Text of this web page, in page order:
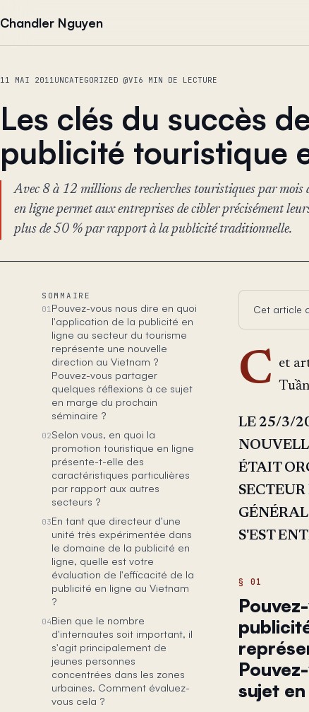
Chandler Nguyen
11 MAI 2011UNCATEGORIZED @VI6 MIN DE LECTURE
Les clés du succès
publicité touristique
Avec 8 à 12 millions de recherches touristiques par
en ligne permet aux entreprises de cibler précisément
plus de 50 % par rapport à la publicité traditionnelle.
SOMMAIRE
01Pouvez-vous nous dire en quoi
l'application de la publicité en
ligne au secteur du tourisme
représente une nouvelle
direction au Vietnam ?
Pouvez-vous partager
quelques réflexions à ce sujet
en marge du prochain
séminaire ?
02Selon vous, en quoi la
promotion touristique en ligne
présente-t-elle des
caractéristiques particulières
par rapport aux autres
secteurs ?
03En tant que directeur d'une
unité très expérimentée dans
le domaine de la publicité en
ligne, quelle est votre
évaluation de l'efficacité de la
publicité en ligne au Vietnam
?
04Bien que le nombre
d'internautes soit important, il
s'agit principalement de
jeunes personnes
concentrées dans les zones
urbaines. Comment évaluez-
vous cela ?
Cet article
C et
LE 25/3/
ÉTAIT
S'EST
sujet